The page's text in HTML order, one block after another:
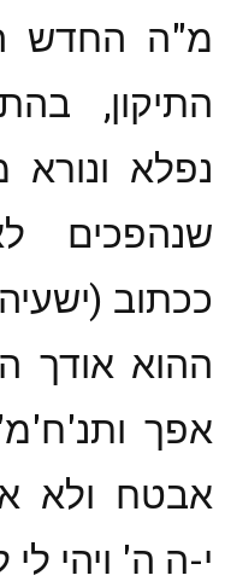
מ"ה החדש
התיקון,
נפלא
שנהפכים
ככתוב
ההוא אודך
אפך
אבטח ולא
י-ה ה' ויהי